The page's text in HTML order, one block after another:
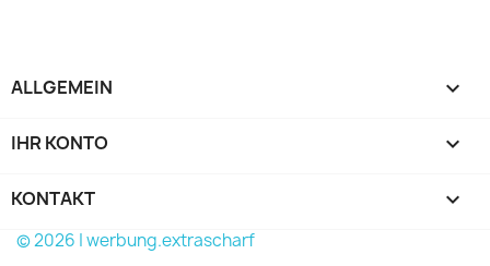
ALLGEMEIN 
IHR KONTO 
KONTAKT keyboard_arrow_down
© 2026 | werbung.extrascharf